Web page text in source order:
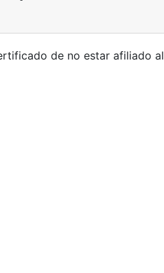
de no estar afiliado al